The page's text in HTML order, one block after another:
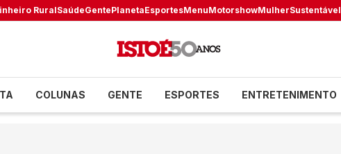
RuralSaúdeGentePlanetaEsportesMenuMotorshowMulherSustentável
COLUNAS GENTE ESPORTES ENTRETENIMENTO